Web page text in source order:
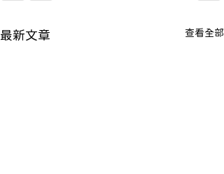
最新文章 查看全部